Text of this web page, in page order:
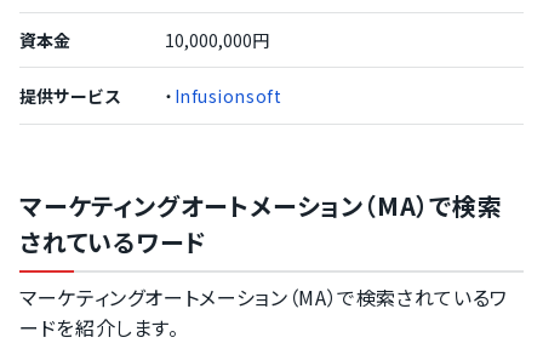
資本金 10,000,000円
提供サービス ・ Infusionsoft
マーケティングオートメーション（MA）で検索
されているワード
マーケティングオートメーション（MA）で検索されているワ
ードを紹介します。